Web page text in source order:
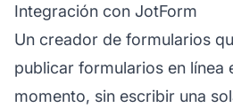
Integración con JotForm
Un creador de formularios
publicar formularios en línea
momento, sin escribir una